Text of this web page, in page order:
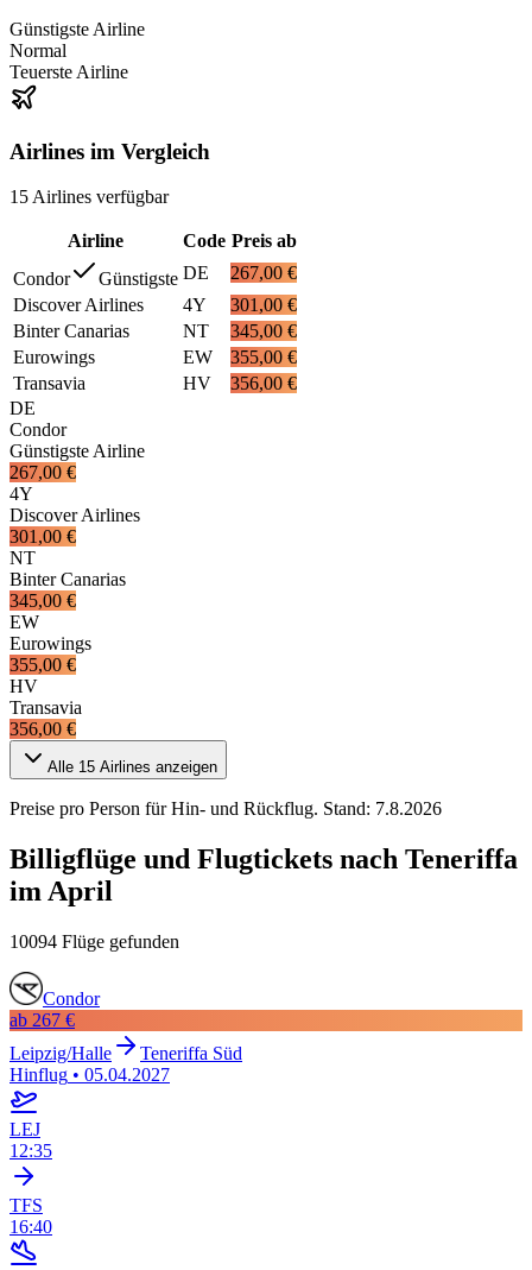
Günstigste Airline
Normal
Teuerste Airline
Airlines im Vergleich
15 Airlines verfügbar
Airline Code Preis ab
Condor
Günstigste DE
267,00 €
Discover Airlines
4Y
301,00 €
Binter Canarias
NT
345,00 €
Eurowings
EW
355,00 €
Transavia
HV
356,00 €
DE
Condor
Günstigste Airline
267,00 €
4Y
Discover Airlines
301,00 €
NT
Binter Canarias
345,00 €
EW
Eurowings
355,00 €
HV
Transavia
356,00 €
Alle 15 Airlines anzeigen
Preise pro Person für Hin- und Rückflug. Stand: 7.8.2026
Billigflüge und Flugtickets nach Teneriffa
im April
10094 Flüge gefunden
Condor
ab 267 €
Leipzig/Halle
Teneriffa Süd
Hinflug • 05.04.2027
LEJ
12:35
TFS
16:40